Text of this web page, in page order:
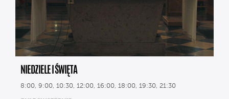
NIEDZIELE I ŚWIĘTA
8:00, 9:00, 10:30, 12:00, 16:00, 18:00, 19:30, 21:30